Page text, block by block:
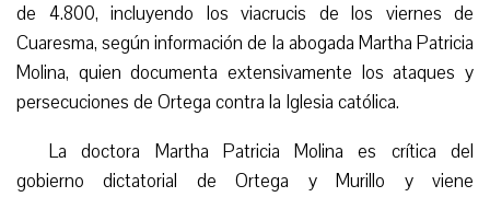
de 4.800, incluyendo los viacrucis de los viernes de
Cuaresma, según información de la abogada Martha Patricia
Molina, quien documenta extensivamente los ataques y
persecuciones de Ortega contra la Iglesia católica.
La doctora Martha Patricia Molina es crítica del
gobierno dictatorial de Ortega y Murillo y viene